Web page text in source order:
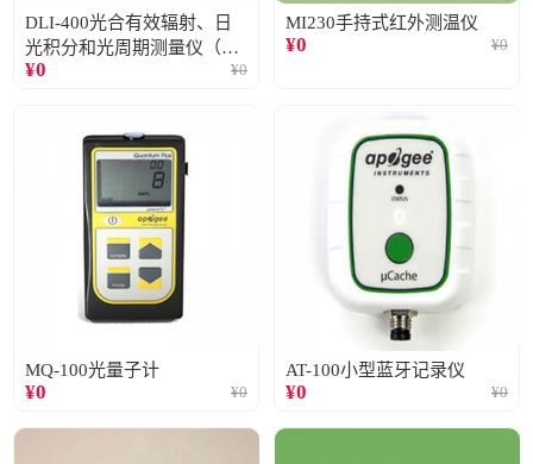
DLI-400光合有效辐射、日
光积分和光周期测量仪（仅
阳光）
¥0 ¥0
MI230手持式红外测温仪
¥0 ¥0
MQ-100光量子计
¥0 ¥0
AT-100小型蓝牙记录仪
¥0 ¥0